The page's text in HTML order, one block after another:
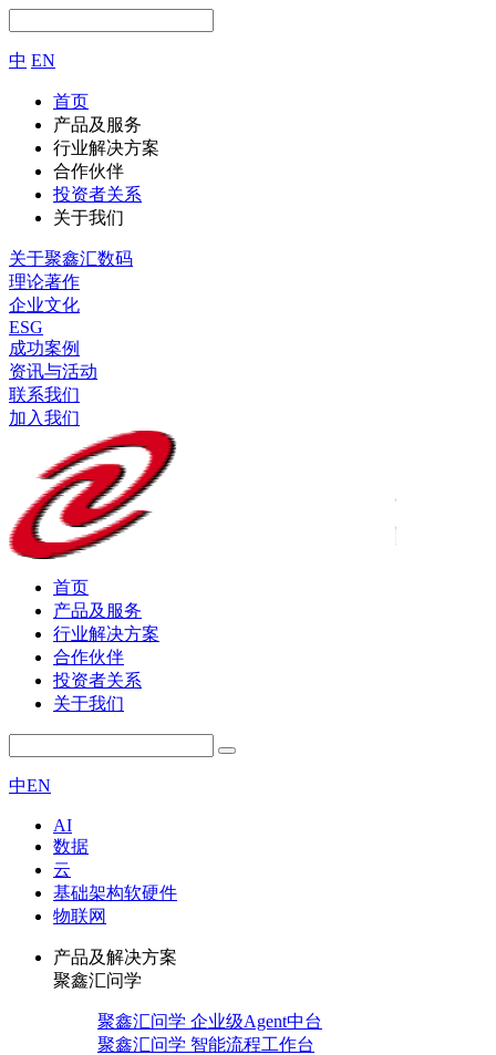
中 EN
首页
产品及服务
行业解决方案
合作伙伴
投资者关系
关于我们
关于聚鑫汇数码
理论著作
企业文化
ESG
成功案例
资讯与活动
联系我们
加入我们
首页
产品及服务
行业解决方案
合作伙伴
投资者关系
关于我们
中EN
AI
数据
云
基础架构软硬件
物联网
产品及解决方案
聚鑫汇问学
聚鑫汇问学 企业级Agent中台
聚鑫汇问学 智能流程工作台